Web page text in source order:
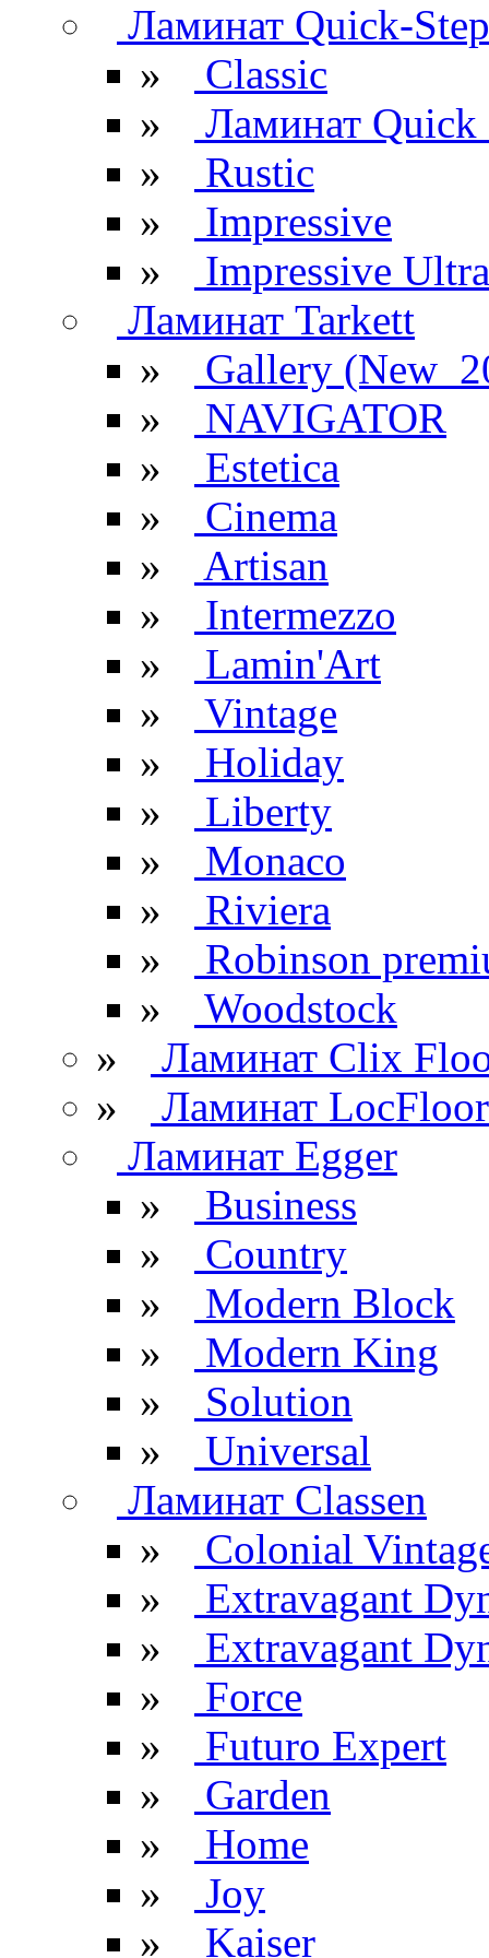
Ламинат Quick-Step
»
Classic
»
Ламинат Quick
»
Rustic
»
Impressive
»
Impressive Ultra
Ламинат Tarkett
»
Gallery
»
NAVIGATOR
»
Estetica
»
Cinema
»
Artisan
»
Intermezzo
»
Lamin'Art
»
Vintage
»
Holiday
»
Liberty
»
Monaco
»
Riviera
»
Robinson
»
Woodstock
»
Ламинат Clix
»
Ламинат LocFloor
Ламинат Egger
»
Business
»
Country
»
Modern Block
»
Modern King
»
Solution
»
Universal
Ламинат Classen
»
Colonial
»
Extravagant
»
Extravagant
»
Force
»
Futuro Expert
»
Garden
»
Home
»
Joy
»
Kaiser